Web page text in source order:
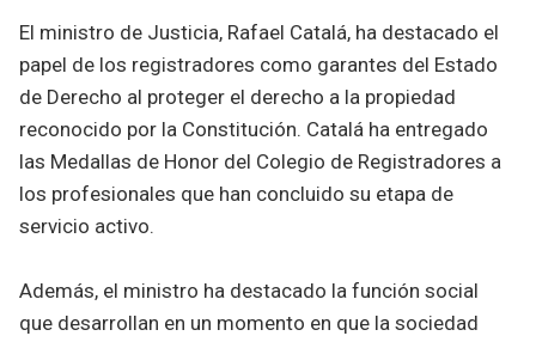
El ministro de Justicia, Rafael Catalá, ha destacado el
papel de los registradores como garantes del Estado
de Derecho al proteger el derecho a la propiedad
reconocido por la Constitución. Catalá ha entregado
las Medallas de Honor del Colegio de Registradores a
los profesionales que han concluido su etapa de
servicio activo.
Además, el ministro ha destacado la función social
que desarrollan en un momento en que la sociedad